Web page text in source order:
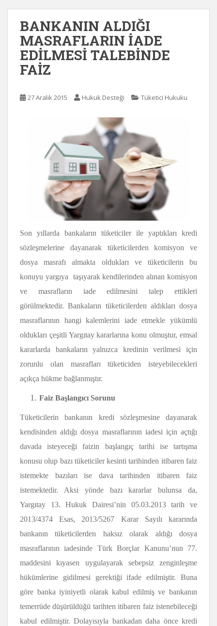
BANKANIN ALDIĞI
MASRAFLARIN İADE
EDİLMESİ TALEBİNDE
FAİZ
27 Aralık 2015 Hukuk Desteği Tüketici Hukuku
Son yıllarda bankaların tüketiciler ile yaptıkları kredi
sözleşmelerine dayanarak tüketicilerden komisyon ve
dosya masrafı almakta oldukları ve tüketicilerin bu
konuyu yargıya taşıyarak kendilerinden alınan komisyon
ve masrafların iade edilmesini talep ettikleri
görülmektedir. Bankaların tüketicilerden aldıkları dosya
masraflarının hangi kalemlerini iade etmekle yükümlü
oldukları çeşitli Yargıtay kararlarına konu olmuştur, emsal
kararlarda bankaların yalnızca kredinin verilmesi için
zorunlu olan masrafları tüketiciden isteyebilecekleri
açıkça hükme bağlanmıştır.
Faiz Başlangıcı Sorunu
Tüketicilerin bankanın kredi sözleşmesine dayanarak
kendisinden aldığı dosya masraflarının iadesi için açtığı
davada isteyeceği faizin başlangıç tarihi ise tartışma
konusu olup bazı tüketiciler kesinti tarihinden itibaren faiz
istemekte bazıları ise dava tarihinden itibaren faiz
istemektedir. Aksi yönde bazı kararlar bulunsa da,
Yargıtay 13. Hukuk Dairesi’nin 05.03.2013 tarih ve
2013/4374 Esas, 2013/5267 Karar Sayılı kararında
bankanın tüketicilerden haksız olarak aldığı dosya
masraflarının iadesinde Türk Borçlar Kanunu’nun 77.
maddesini kıyasen uygulayarak sebepsiz zenginleşme
hükümlerine gidilmesi gerektiği ifade edilmiştir. Buna
göre banka iyiniyetli olarak kabul edilmiş ve bankanın
temerrüde düşürüldüğü tarihten itibaren faiz istenebileceği
kabul edilmiştir. Dolayısıyla bankadan daha önce kredi